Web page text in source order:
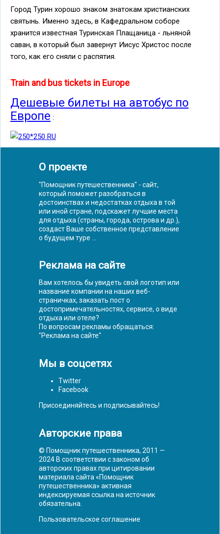
Город Турин хорошо знаком знатокам христианских
святынь. Именно здесь, в Кафедральном соборе
хранится известная Туринская Плащаница - льняной
саван, в который был завернут Иисус Христос после
того, как его сняли с распятия.
Train and bus tickets in Europe
Дешевые билеты на автобус по
Европе :
О проекте
"Помощник путешественника" - сайт,
который поможет разобраться в
достоинствах и недостатках отдыха в той
или иной стране, подскажет лучшие места
для отдыха (страны, города, острова и др.),
создаст Ваше собственное представление
о будущем туре ...
Реклама на сайте
Вам хотелось бы увидеть свой логотип или
название компании на наших веб-
страничках, заказать пост о
достопримечательностях, сервисе, о виде
отдыха или отеле?
По вопросам рекламы обращаться:
"Реклама на сайте"
Мы в соцсетях
Twitter
Facebook
Присоединяйтесь и подписывайтесь!
Авторские права
© Помощник путешественника, 2011 —
2024 В соответствии с законом об
авторских правах при цитировании
материала сайта «Помощник
путешественника» активная
индексируемая ссылка на источник
обязательна.
Пользовательское соглашение